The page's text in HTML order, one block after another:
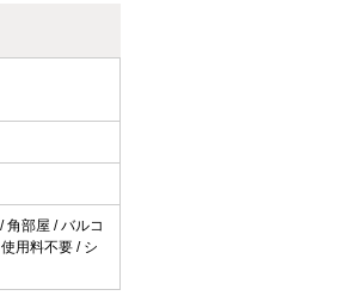
角部屋 / バルコ
用料不要 / シ